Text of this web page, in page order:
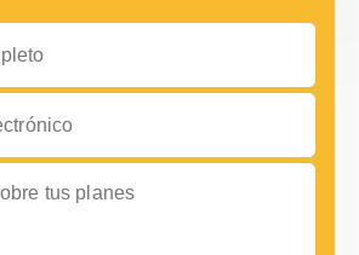
planes